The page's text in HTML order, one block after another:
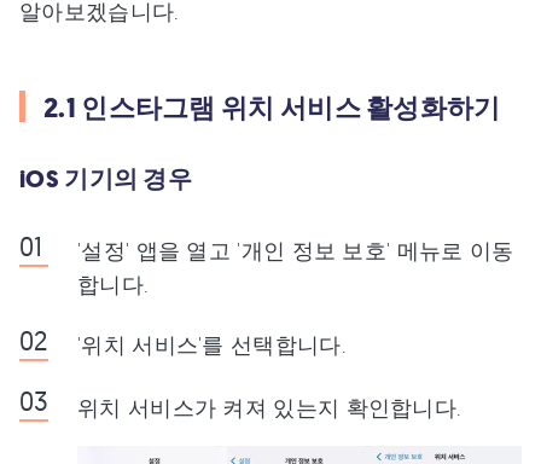
알아보겠습니다.
2.1 인스타그램 위치 서비스 활성화하기
iOS 기기의 경우
'설정' 앱을 열고 '개인 정보 보호' 메뉴로 이동
합니다.
'위치 서비스'를 선택합니다.
위치 서비스가 켜져 있는지 확인합니다.